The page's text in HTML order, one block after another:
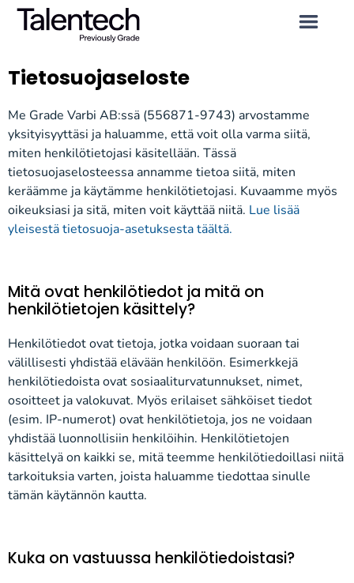
Tietosuojaseloste
Me Grade Varbi AB:ssä (556871-9743) arvostamme
yksityisyyttäsi ja haluamme, että voit olla varma siitä,
miten henkilötietojasi käsitellään. Tässä
tietosuojaselosteessa annamme tietoa siitä, miten
keräämme ja käytämme henkilötietojasi. Kuvaamme myös
oikeuksiasi ja sitä, miten voit käyttää niitä. Lue lisää
yleisestä tietosuoja-asetuksesta täältä.
Mitä ovat henkilötiedot ja mitä on
henkilötietojen käsittely?
Henkilötiedot ovat tietoja, jotka voidaan suoraan tai
välillisesti yhdistää elävään henkilöön. Esimerkkejä
henkilötiedoista ovat sosiaaliturvatunnukset, nimet,
osoitteet ja valokuvat. Myös erilaiset sähköiset tiedot
(esim. IP-numerot) ovat henkilötietoja, jos ne voidaan
yhdistää luonnollisiin henkilöihin. Henkilötietojen
käsittelyä on kaikki se, mitä teemme henkilötiedoillasi niitä
tarkoituksia varten, joista haluamme tiedottaa sinulle
tämän käytännön kautta.
Kuka on vastuussa henkilötiedoistasi?